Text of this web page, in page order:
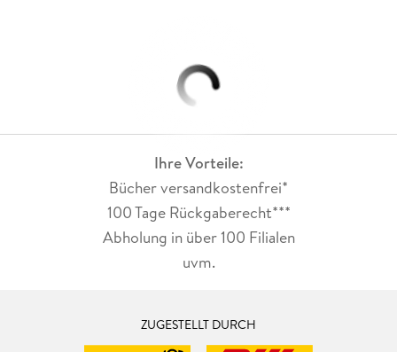
Ihre Vorteile:
Bücher versandkostenfrei*
100 Tage Rückgaberecht***
Abholung in über 100 Filialen
uvm.
ZUGESTELLT DURCH